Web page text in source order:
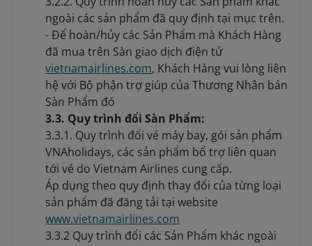
ngoài các sản phẩm đã quy định tại mục trên.
- Để hoàn/hủy các Sản Phẩm mà Khách Hàng
đã mua trên Sàn giao dịch điện tử
vietnamairlines.com, Khách Hàng vui lòng liên
hệ với Bộ phận trợ giúp của Thương Nhân bán
Sàn Phẩm đó
3.3. Quy trình đổi Sàn Phẩm:
3.3.1. Quy trình đổi vé máy bay, gói sản phẩm
VNAholidays, các sản phẩm bổ trợ liên quan
tới vé do Vietnam Airlines cung cấp.
Áp dụng theo quy định thay đổi của từng loại
sản phẩm đã đăng tải tại website
www.vietnamairlines.com
3.3.2 Quy trình đổi các Sản Phẩm khác ngoài